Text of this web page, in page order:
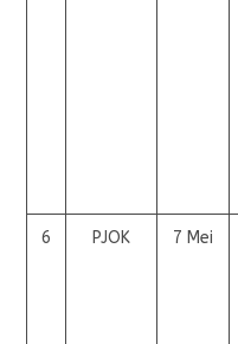
6 PJOK 7 Mei